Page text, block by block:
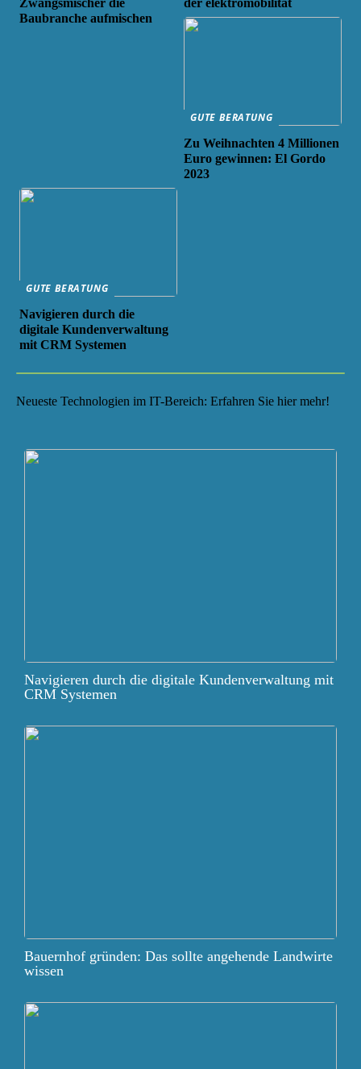
Zwangsmischer die
Baubranche aufmischen
der elektromobilität
GUTE BERATUNG
Zu Weihnachten 4 Millionen
Euro gewinnen: El Gordo
2023
GUTE BERATUNG
Navigieren durch die
digitale Kundenverwaltung
mit CRM Systemen
Neueste Technologien im IT-Bereich: Erfahren Sie hier mehr!
Navigieren durch die digitale Kundenverwaltung mit
CRM Systemen
Bauernhof gründen: Das sollte angehende Landwirte
wissen